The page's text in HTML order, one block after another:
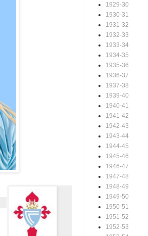
1929-30
1930-31
1931-32
1932-33
1933-34
1934-35
1935-36
1936-37
1937-38
1939-40
1940-41
1941-42
1942-43
1943-44
1944-45
1945-46
1946-47
1947-48
1948-49
1949-50
1950-51
1951-52
1952-53